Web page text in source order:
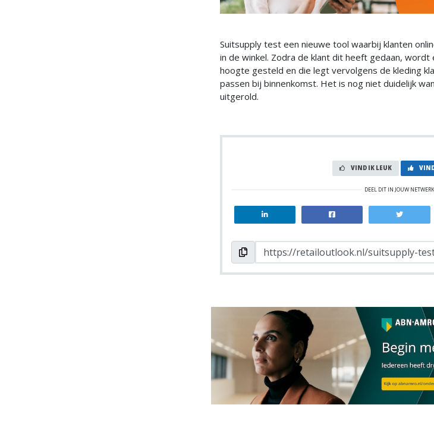
Suitsupply test een nieuwe tool waarbij klanten
in de winkel. Zodra de klant dit heeft gedaan,
hoogte gesteld en die legt vervolgens de kleding
passen bij binnenkomst. Het is nog niet duidelijk
uitgerold.
VIND IK LEUK
DEEL DIT IN JOUW NETWERK